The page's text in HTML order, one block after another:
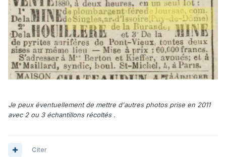
Je peux éventuellement de mettre d'autres photos prise en 2011
avec 2 ou 3 échantillons récoltés .
Citer